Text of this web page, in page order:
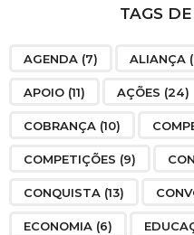
TAGS
AGENDA (7) ALIANÇA
APOIO (11) AÇÕES (24)
COBRANÇA (10)
COMPETIÇÕES (9)
CONQUISTA (13)
ECONOMIA (6)